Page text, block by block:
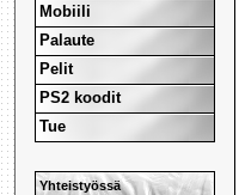
Mobiili
Palaute
Pelit
PS2 koodit
Tue
Yhteistyössä